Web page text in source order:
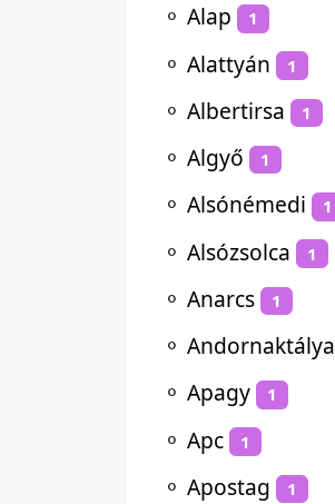
⚬ Alap 1
⚬ Alattyán 1
⚬ Albertirsa 1
⚬ Algyő 1
⚬ Alsónémedi 1
⚬ Alsózsolca 1
⚬ Anarcs 1
⚬ Andornaktálya
⚬ Apagy 1
⚬ Apc 1
⚬ Apostag 1